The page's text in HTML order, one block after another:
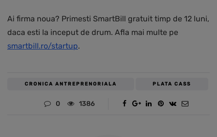
Ai firma noua? Primesti SmartBill gratuit timp de 12 luni,
daca esti la inceput de drum. Afla mai multe pe
smartbill.ro/startup.
CRONICA ANTREPRENORIALA PLATA CASS
0 1386